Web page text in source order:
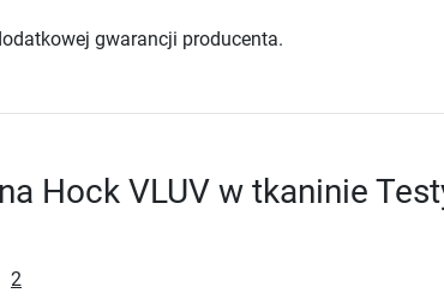
gwarancji producenta.
Hock VLUV w tkaninie
2